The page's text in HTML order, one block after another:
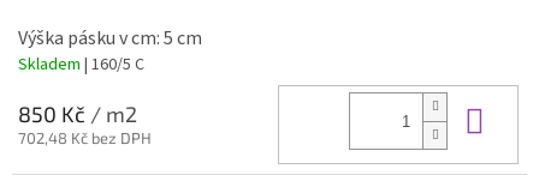
Výška pásku v cm: 5 cm
Skladem | 160/5 C
850 Kč / m2
702,48 Kč bez DPH